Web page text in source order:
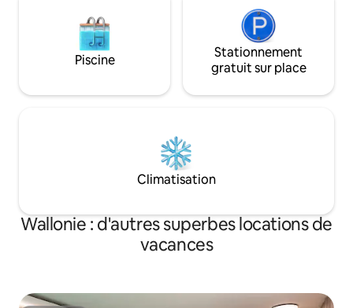
Piscine
Stationnement
gratuit sur place
Climatisation
Wallonie : d'autres superbes locations de
vacances